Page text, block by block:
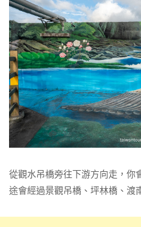
從觀水吊橋旁往下游方向走，你
途會經過景觀吊橋、坪林橋、渡